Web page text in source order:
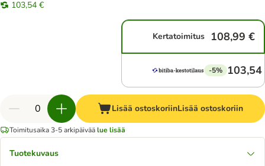
103,54 €
Kertatoimitus 108,99 €
-5% 103,54
Lisää ostoskoriinLisää ostoskoriin
Toimitusaika 3-5 arkipäiväälue lisää
Tuotekuvaus